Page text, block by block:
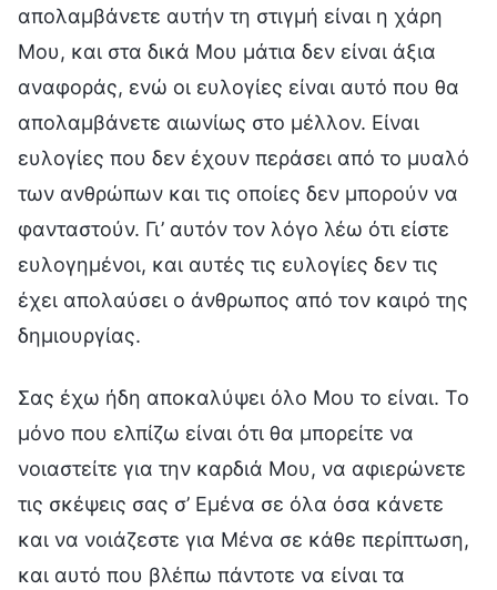
απολαμβάνετε αυτήν τη στιγμή είναι η χάρη
Μου, και στα δικά Μου μάτια δεν είναι άξια
αναφοράς, ενώ οι ευλογίες είναι αυτό που θα
απολαμβάνετε αιωνίως στο μέλλον. Είναι
ευλογίες που δεν έχουν περάσει από το μυαλό
των ανθρώπων και τις οποίες δεν μπορούν να
φανταστούν. Γι’ αυτόν τον λόγο λέω ότι είστε
ευλογημένοι, και αυτές τις ευλογίες δεν τις
έχει απολαύσει ο άνθρωπος από τον καιρό της
δημιουργίας.
Σας έχω ήδη αποκαλύψει όλο Μου το είναι. Το
μόνο που ελπίζω είναι ότι θα μπορείτε να
νοιαστείτε για την καρδιά Μου, να αφιερώνετε
τις σκέψεις σας σ’ Εμένα σε όλα όσα κάνετε
και να νοιάζεστε για Μένα σε κάθε περίπτωση,
και αυτό που βλέπω πάντοτε να είναι τα